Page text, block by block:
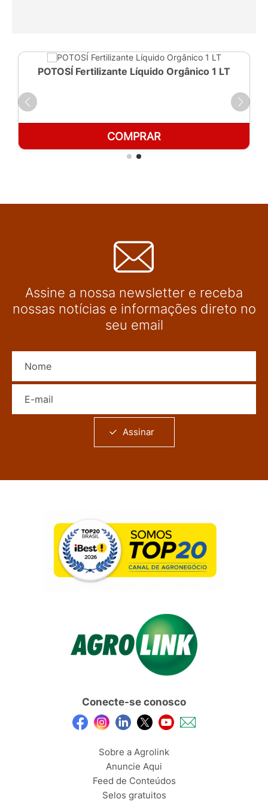
POTOSÍ Fertilizante Líquido Orgânico 1 LT
COMPRAR
Assine a nossa newsletter e receba
nossas notícias e informações direto no
seu email
Assinar
Conecte-se conosco
Sobre a Agrolink
Anuncie Aqui
Feed de Conteúdos
Selos gratuitos